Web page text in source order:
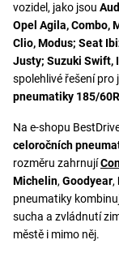
vozidel, jako jsou
Opel Agila, Combo,
Clio, Modus; Seat
Justy; Suzuki Swift,
spolehlivé řešení pro
pneumatiky 185/
Na e-shopu
celoročních
rozměru zahrnují
Michelin, Goodyear,
pneumatiky
sucha a zvládnutí
městě i mimo něj.